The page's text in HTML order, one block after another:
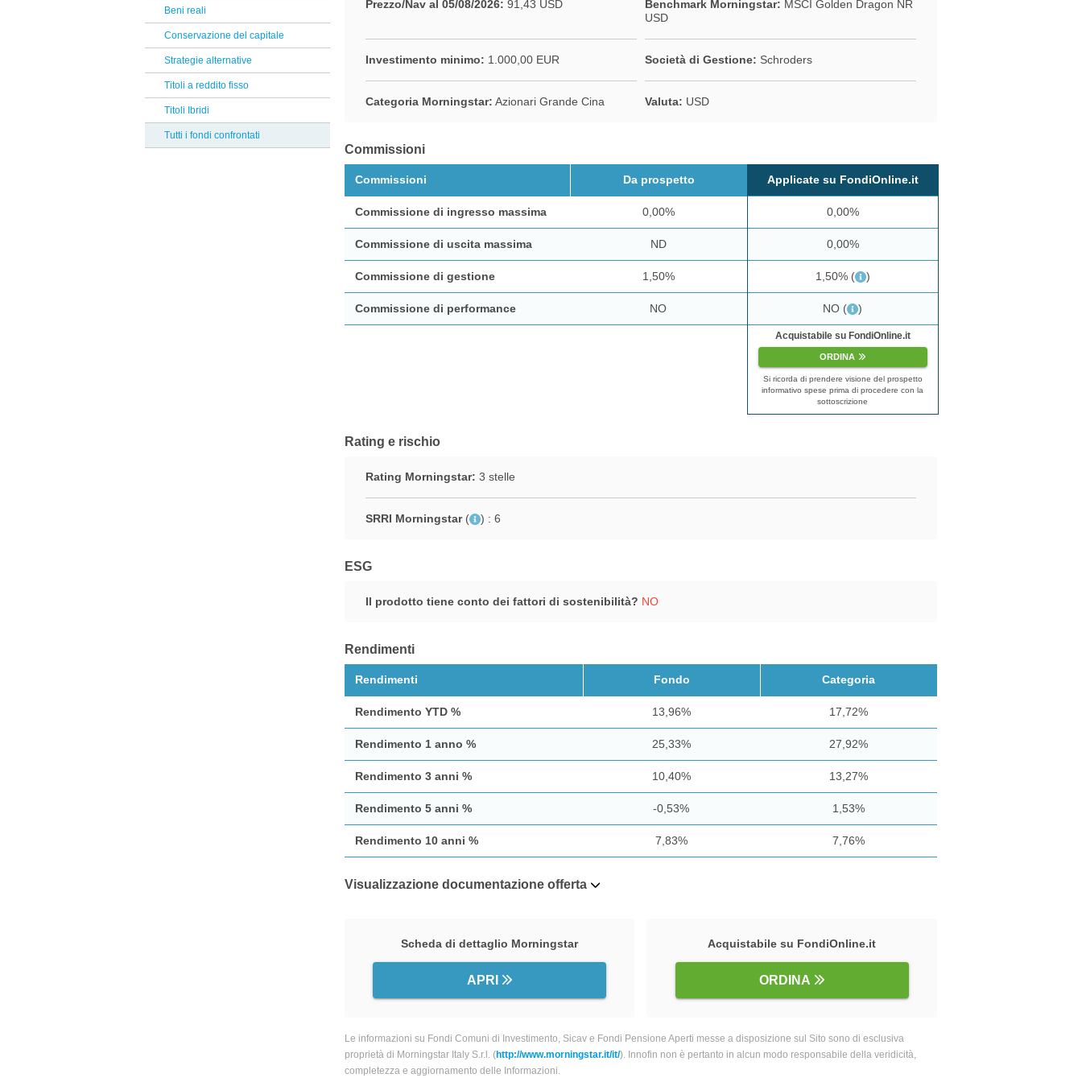
Reclami Assicurativi
Reclami Servizio di Investimento
MFS
Planetarium
Bnp Paribas AM
Invesco
Flossbach von Storch
Muzinich
Beni reali
Conservazione del capitale
Strategie alternative
Titoli a reddito fisso
Titoli Ibridi
Tutti i fondi confrontati
Prezzo/Nav al 05/08/2026: 91,43 USD Benchmark Morningstar: MSCI Golden Dragon NR
USD
Investimento minimo: 1.000,00 EUR Società di Gestione: Schroders
Categoria Morningstar: Azionari Grande Cina Valuta: USD
Commissioni
Commissioni Da prospetto Applicate su FondiOnline.it
Commissione di ingresso massima 0,00% 0,00%
Commissione di uscita massima ND 0,00%
Commissione di gestione 1,50% 1,50% ( )
Commissione di performance NO NO ( )
Acquistabile su FondiOnline.it
ORDINA
Si ricorda di prendere visione del prospetto
informativo spese prima di procedere con la
sottoscrizione
Rating e rischio
Rating Morningstar: 3 stelle
SRRI Morningstar ( ) : 6
ESG
Il prodotto tiene conto dei fattori di sostenibilità? NO
Rendimenti
Rendimenti Fondo Categoria
Rendimento YTD % 13,96% 17,72%
Rendimento 1 anno % 25,33% 27,92%
Rendimento 3 anni % 10,40% 13,27%
Rendimento 5 anni % -0,53% 1,53%
Rendimento 10 anni % 7,83% 7,76%
Visualizzazione documentazione offerta
Scheda di dettaglio Morningstar
APRI
Acquistabile su FondiOnline.it
ORDINA
Le informazioni su Fondi Comuni di Investimento, Sicav e Fondi Pensione Aperti messe a disposizione sul Sito sono di esclusiva
proprietà di Morningstar Italy S.r.l. (http://www.morningstar.it/it/). Innofin non è pertanto in alcun modo responsabile della veridicità,
completezza e aggiornamento delle Informazioni.